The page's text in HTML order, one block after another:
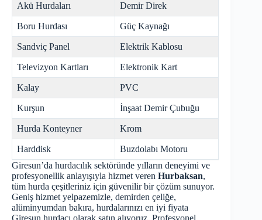
Akü Hurdaları Demir Direk
Boru Hurdası Güç Kaynağı
Sandviç Panel Elektrik Kablosu
Televizyon Kartları Elektronik Kart
Kalay PVC
Kurşun İnşaat Demir Çubuğu
Hurda Konteyner Krom
Harddisk
Buzdolabı Motoru
Giresun’da hurdacılık sektöründe yılların deneyimi ve
profesyonellik anlayışıyla hizmet veren Hurbaksan,
tüm hurda çeşitleriniz için güvenilir bir çözüm sunuyor.
Geniş hizmet yelpazemizle, demirden çeliğe,
alüminyumdan bakıra, hurdalarınızı en iyi fiyata
Giresun hurdacı olarak satın alıyoruz. Profesyonel